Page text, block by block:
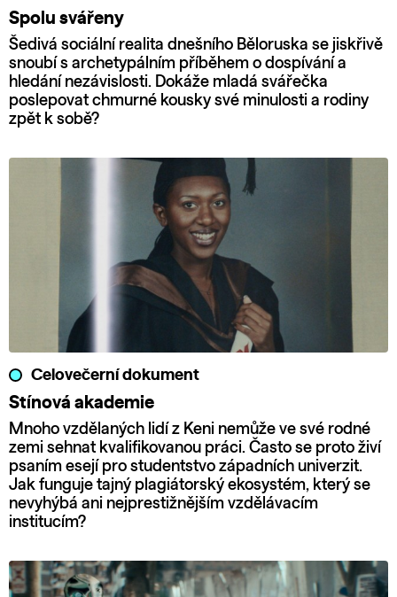
Spolu svářeny
Šedivá sociální realita dnešního Běloruska se jiskřivě
snoubí s archetypálním příběhem o dospívání a
hledání nezávislosti. Dokáže mladá svářečka
poslepovat chmurné kousky své minulosti a rodiny
zpět k sobě?
Celovečerní dokument
Stínová akademie
Mnoho vzdělaných lidí z Keni nemůže ve své rodné
zemi sehnat kvalifikovanou práci. Často se proto živí
psaním esejí pro studentstvo západních univerzit.
Jak funguje tajný plagiátorský ekosystém, který se
nevyhýbá ani nejprestižnějším vzdělávacím
institucím?